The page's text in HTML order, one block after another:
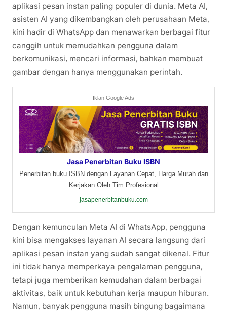
aplikasi pesan instan paling populer di dunia. Meta AI,
asisten AI yang dikembangkan oleh perusahaan Meta,
kini hadir di WhatsApp dan menawarkan berbagai fitur
canggih untuk memudahkan pengguna dalam
berkomunikasi, mencari informasi, bahkan membuat
gambar dengan hanya menggunakan perintah.
Iklan Google Ads
Jasa Penerbitan Buku ISBN
Penerbitan buku ISBN dengan Layanan Cepat, Harga Murah dan
Kerjakan Oleh Tim Profesional
jasapenerbitanbuku.com
Dengan kemunculan Meta AI di WhatsApp, pengguna
kini bisa mengakses layanan AI secara langsung dari
aplikasi pesan instan yang sudah sangat dikenal. Fitur
ini tidak hanya memperkaya pengalaman pengguna,
tetapi juga memberikan kemudahan dalam berbagai
aktivitas, baik untuk kebutuhan kerja maupun hiburan.
Namun, banyak pengguna masih bingung bagaimana